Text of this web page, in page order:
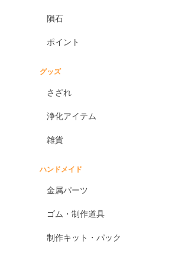
隕石
ポイント
グッズ
さざれ
浄化アイテム
雑貨
ハンドメイド
金属パーツ
ゴム・制作道具
制作キット・パック